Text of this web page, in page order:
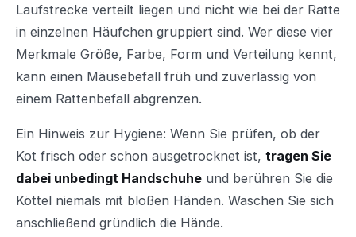
Laufstrecke verteilt liegen und nicht wie bei der Ratte
in einzelnen Häufchen gruppiert sind. Wer diese vier
Merkmale Größe, Farbe, Form und Verteilung kennt,
kann einen Mäusebefall früh und zuverlässig von
einem Rattenbefall abgrenzen.
Ein Hinweis zur Hygiene: Wenn Sie prüfen, ob der
Kot frisch oder schon ausgetrocknet ist, tragen Sie
dabei unbedingt Handschuhe und berühren Sie die
Köttel niemals mit bloßen Händen. Waschen Sie sich
anschließend gründlich die Hände.